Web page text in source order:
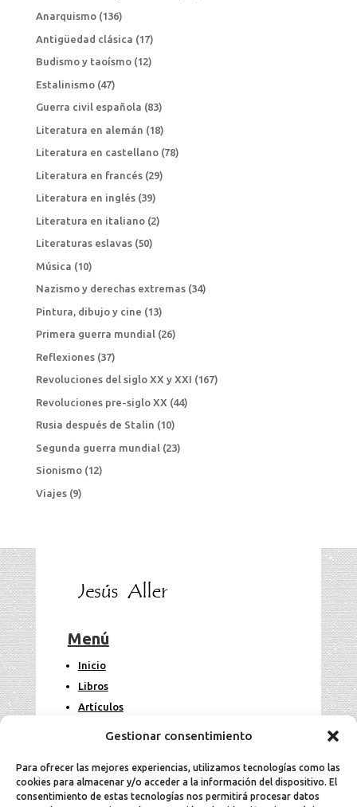
Gestionar consentimiento
Para ofrecer las mejores experiencias, utilizamos tecnologías como las
cookies para almacenar y/o acceder a la información del dispositivo. El
consentimiento de estas tecnologías nos permitirá procesar datos
Anarquismo(136)
Antigüedad clásica (17)
Budismo y taoísmo(12)
Estalinismo(47)
Guerra civil española (83)
Literatura en alemán (18)
Literatura en castellano(78)
Literatura en francés(29)
Literatura en inglés(39)
Literatura en italiano(2)
Literaturas eslavas(50)
Música (10)
Nazismo y derechas extremas(34)
Pintura, dibujo y cine (13)
Primera guerra mundial(26)
Reflexiones(37)
Revoluciones del siglo XX y XXI (167)
Revoluciones pre-siglo XX (44)
Rusia después de Stalin (10)
Segunda guerra mundial (23)
Sionismo(12)
Viajes(9)
Menú
Inicio
Libros
Artículos
Legal